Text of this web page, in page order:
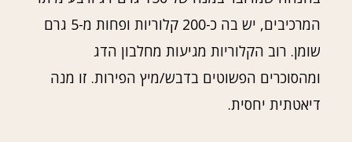
המרכיבים, יש בה כ-200 קלוריות ופחות מ-5 גרם
שומן. רוב הקלוריות מגיעות מחלבון הדג
ומהסוכרים הפשוטים בדבש/מיץ הפירות. זו מנה
דיאטתית יחסית.